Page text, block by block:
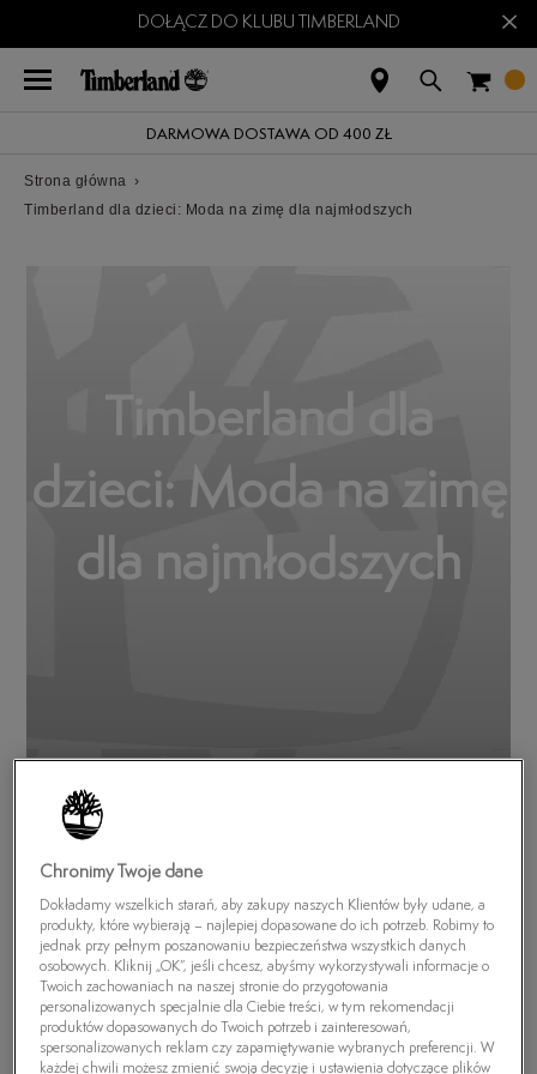
DOŁĄCZ DO KLUBU TIMBERLAND ×
DARMOWA DOSTAWA OD 400 ZŁ
Strona główna ›
Timberland dla dzieci: Moda na zimę dla najmłodszych
Timberland dla
dzieci: Moda na zimę
dla najmłodszych
Funkcjonalne, wygodne, trwałe – takie powinny być idealne
buty zimowe. Dziecięce modele Timberland to zawsze
strzał w dziesiątkę. Materiały premium, wypróbowane na
bezdrożach technologie przyjazne zarówno użytkownikowi,
jak i środowisku, a także design evergreen sprawiają, że to
obuwie sprawdzi się zarówno podczas zimy spędzanej w
mieście, jak i wypraw w nieznane na przekór nieprzyjaznej
pogodzie. Poznaj kolekcje dostępne w naszym sklepie: od
lekkich zimowych sneakersów do śniegowców z wysoką
Chronimy Twoje dane
Dokładamy wszelkich starań, aby zakupy naszych Klientów były udane, a
produkty, które wybierają – najlepiej dopasowane do ich potrzeb. Robimy to
jednak przy pełnym poszanowaniu bezpieczeństwa wszystkich danych
osobowych. Kliknij „OK”, jeśli chcesz, abyśmy wykorzystywali informacje o
Twoich zachowaniach na naszej stronie do przygotowania
personalizowanych specjalnie dla Ciebie treści, w tym rekomendacji
produktów dopasowanych do Twoich potrzeb i zainteresowań,
spersonalizowanych reklam czy zapamiętywanie wybranych preferencji. W
każdej chwili możesz zmienić swoją decyzję i ustawienia dotyczące plików